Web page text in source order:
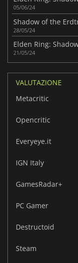
05/06/24
28/05/24
21/05/24
VALUTAZIONE
Metacritic
Opencritic
Everyeye.it
IGN Italy
GamesRadar+
PC Gamer
Destructoid
Steam